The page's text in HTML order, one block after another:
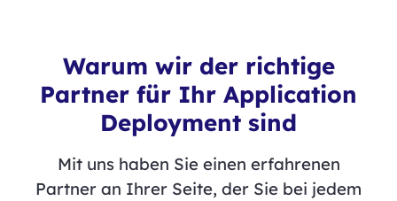
Warum wir der richtige
Partner für Ihr Application
Deployment sind
Mit uns haben Sie einen erfahrenen
Partner an Ihrer Seite, der Sie bei jedem